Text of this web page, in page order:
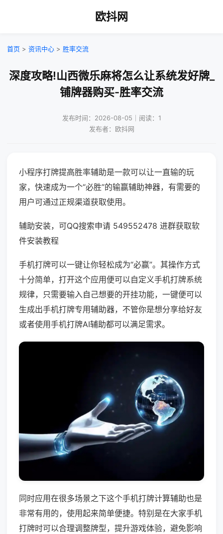
欧抖网
首页 > 资讯中心 > 胜率交流
深度攻略!山西微乐麻将怎么让系统发好牌_
铺牌器购买-胜率交流
发布时间：2026-08-05｜阅读：1
发布者：欧抖网
小程序打牌提高胜率辅助是一款可以让一直输的玩
家，快速成为一个“必胜”的输赢辅助神器，有需要的
用户可通过正规渠道获取使用。
辅助安装，可QQ搜索申请 549552478 进群获取软
件安装教程
手机打牌可以一键让你轻松成为“必赢”。其操作方式
十分简单，打开这个应用便可以自定义手机打牌系统
规律，只需要输入自己想要的开挂功能，一键便可以
生成出手机打牌专用辅助器，不管你是想分享给好友
或者使用手机打牌AI辅助都可以满足需求。
同时应用在很多场景之下这个手机打牌计算辅助也是
非常有用的，使用起来简单便捷。特别是在大家手机
打牌时可以合理调整牌型，提升游戏体验，避免影响